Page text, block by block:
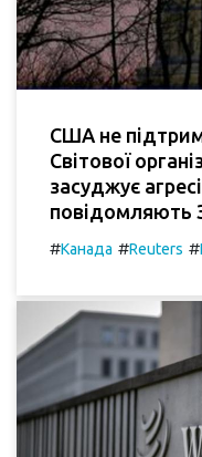
США не
Світової
засуджує
повідомляють
#Канада #Reuters #